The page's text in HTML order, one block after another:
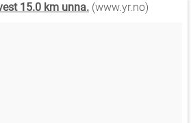
15.0 km unna. (www.yr.no)